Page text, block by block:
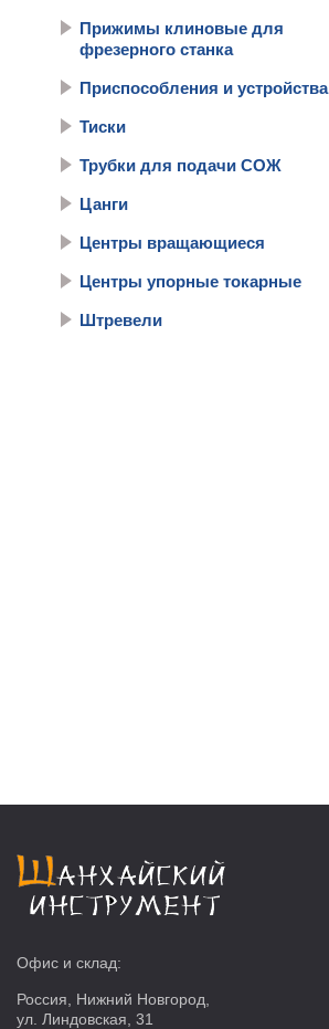
Прижимы клиновые для
фрезерного станка
Приспособления и устройства
Тиски
Трубки для подачи СОЖ
Цанги
Центры вращающиеся
Центры упорные токарные
Штревели
Офис и склад:
Россия, Нижний Новгород,
ул. Линдовская, 31